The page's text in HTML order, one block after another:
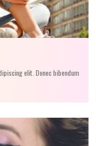
elit. Donec bibendum